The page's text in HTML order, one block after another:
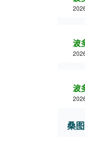
波
波
桑